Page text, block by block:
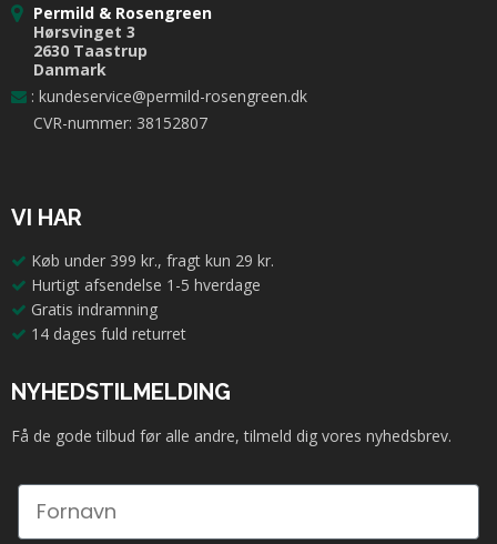
Permild & Rosengreen
Hørsvinget 3
2630 Taastrup
Danmark
: kundeservice@permild-rosengreen.dk
CVR-nummer: 38152807
VI HAR
Køb under 399 kr., fragt kun 29 kr.
Hurtigt afsendelse 1-5 hverdage
Gratis indramning
14 dages fuld returret
NYHEDSTILMELDING
Få de gode tilbud før alle andre, tilmeld dig vores nyhedsbrev.